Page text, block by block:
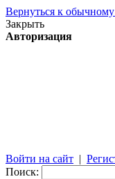
Вернуться к
Закрыть
Авторизация
Войти на сайт |
Поиск: